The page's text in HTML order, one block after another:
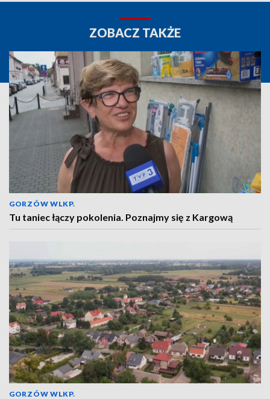
ZOBACZ TAKŻE
GORZÓW WLKP.
Tu taniec łączy pokolenia. Poznajmy się z Kargową
GORZÓW WLKP.